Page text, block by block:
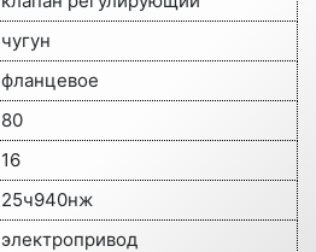
чугун
фланцевое
80
16
25ч940нж
электропривод